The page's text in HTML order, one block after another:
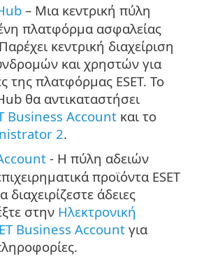
– Μια κεντρική πύλη
πλατφόρμα ασφαλείας
κεντρική διαχείριση
και χρηστών για
της πλατφόρμας ESET. Το
θα αντικαταστήσει
Business Account και το
2.
- Η πύλη αδειών
προϊόντα ESET
διαχειρίζεστε άδειες
στην Ηλεκτρονική
Business Account για